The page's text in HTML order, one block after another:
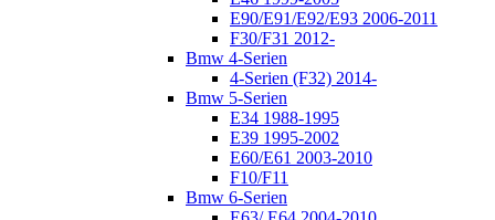
E90/E91/E92/E93 2006-2011
F30/F31 2012-
Bmw 4-Serien
4-Serien (F32) 2014-
Bmw 5-Serien
E34 1988-1995
E39 1995-2002
E60/E61 2003-2010
F10/F11
Bmw 6-Serien